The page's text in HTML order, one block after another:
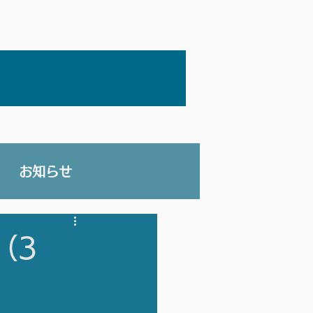
お知らせ
3